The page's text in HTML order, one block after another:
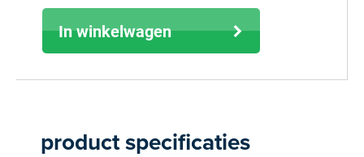
In winkelwagen
product specificaties